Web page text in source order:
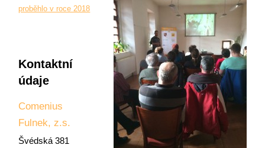
proběhlo v roce 2018
Kontaktní
údaje
Comenius
Fulnek, z.s.
Švédská 381